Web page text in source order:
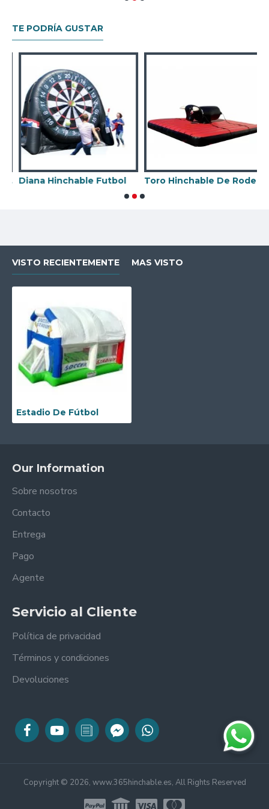
TE PODRÍA GUSTAR
Diana Hinchable Futbol Toro Hinchable De Rodeo Con Correas
VISTO RECIENTEMENTE MAS VISTO
Estadio De Fútbol
Our Information
Sobre nosotros
Contacto
Entrega
Pago
Agente
Servicio al Cliente
Política de privacidad
Términos y condiciones
Devoluciones
Copyright © 2026, www.365hinchable.es, All Rights Reserved